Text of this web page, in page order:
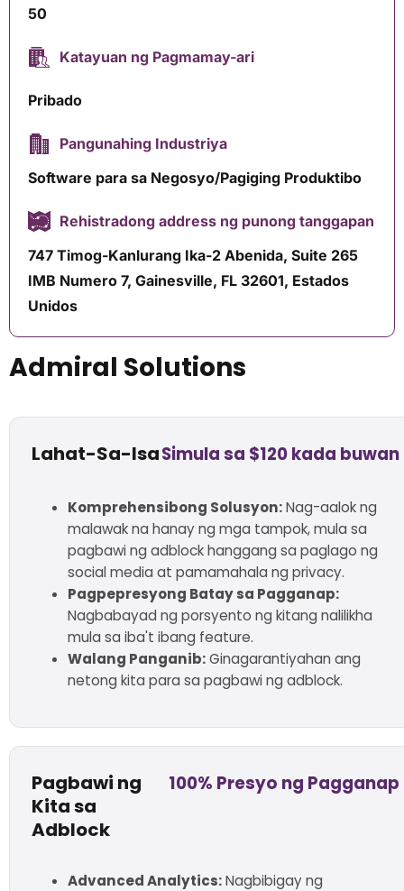
50
Katayuan ng Pagmamay-ari
Pribado
Pangunahing Industriya
Software para sa Negosyo/Pagiging Produktibo
Rehistradong address ng punong tanggapan
747 Timog-Kanlurang Ika-2 Abenida, Suite 265
IMB Numero 7, Gainesville, FL 32601, Estados
Unidos
Admiral Solutions
Lahat-Sa-IsaSimula sa $120 kada buwan
Komprehensibong Solusyon:Nag-aalok ng
malawak na hanay ng mga tampok, mula sa
pagbawi ng adblock hanggang sa paglago ng
social media at pamamahala ng privacy.
Pagpepresyong Batay sa Pagganap:
Nagbabayad ng porsyento ng kitang nalilikha
mula sa iba't ibang feature.
Walang Panganib:Ginagarantiyahan ang
netong kita para sa pagbawi ng adblock.
Pagbawi ng
Kita sa
Adblock
100% Presyo ng Pagganap
Advanced Analytics:Nagbibigay ng